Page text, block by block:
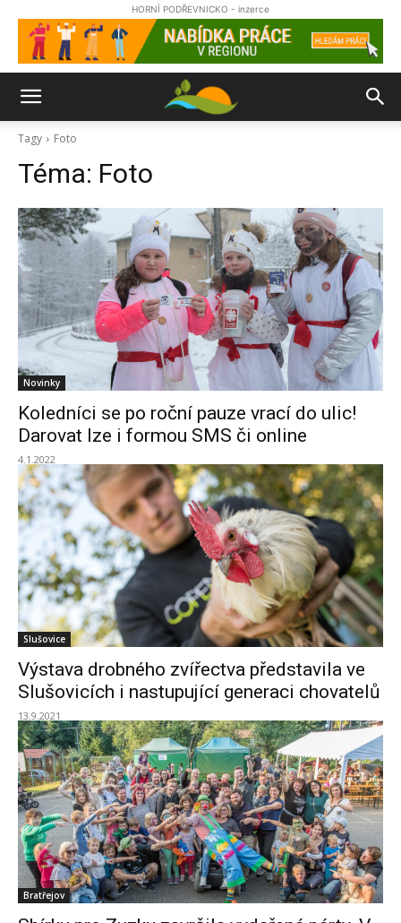
HORNÍ PODŘEVNICKO - inzerce
Tagy Foto
Téma: Foto
Novinky
Koledníci se po roční pauze vrací do ulic!
Darovat lze i formou SMS či online
4.1.2022
Slušovice
Výstava drobného zvířectva představila ve
Slušovicích i nastupující generaci chovatelů
13.9.2021
Bratřejov